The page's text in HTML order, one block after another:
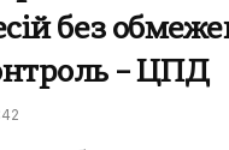
без
– ЦПД